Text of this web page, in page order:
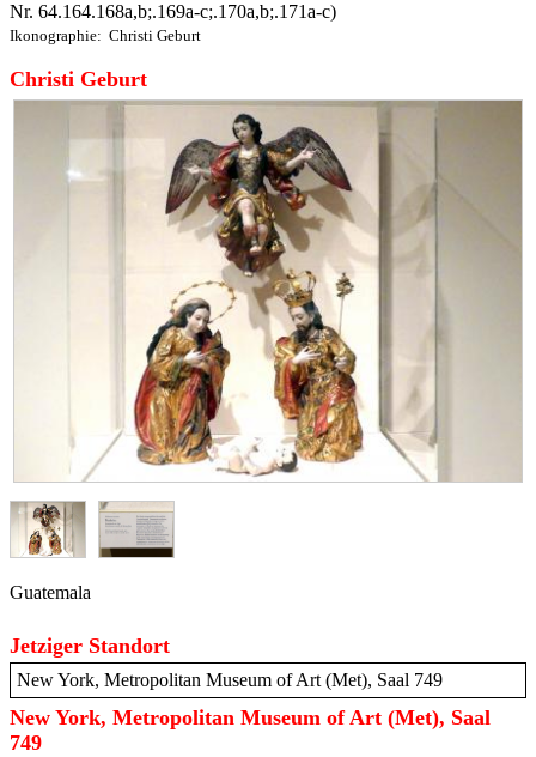
Nr. 64.164.168a,b;.169a-c;.170a,b;.171a-c)
Ikonographie: Christi Geburt
Christi Geburt
Guatemala
Jetziger Standort
New York, Metropolitan Museum of Art (Met), Saal 749
New York, Metropolitan Museum of Art (Met), Saal
749